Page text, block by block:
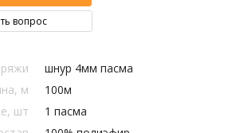
вопрос
шнур 4мм пасма
м
100м
шт
1 пасма